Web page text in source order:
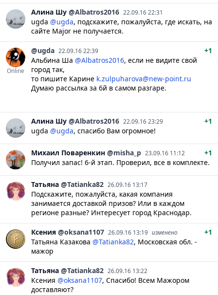
Алина Шу @Albatros2016 22.09.16 22:31
ugda @ugda, подскажите, пожалуйста, где искать, на
сайте Major не получается.
Online
@ugda 22.09.16 22:39
+1
Альбина Ша @Albatros2016, если не видите свой
город так,
то пишите Карине k.zulpuharova@new-point.ru
Думаю рассылка за 6й в самом разгаре.
Алина Шу @Albatros2016 22.09.16 23:29
+1
ugda @ugda, спасибо Вам огромное!
Михаил Поваренкин @misha_p 23.09.16 11:12
+1
Получил запас! 6-й этап. Проверил, все в комплекте.
Татьяна @Tatianka82 26.09.16 13:17
Подскажите, пожалуйста, какая компания
занимается доставкой призов? Или в каждом
регионе разные? Интересует город Краснодар.
Ксения @oksana1107 26.09.16 13:19 изменено
+1
Татьяна Казакова @Tatianka82, Московская обл. -
мажор
Татьяна @Tatianka82 26.09.16 13:22
Ксения @oksana1107, Спасибо! Всем Мажором
доставляют?